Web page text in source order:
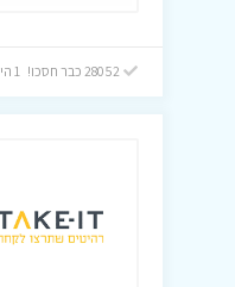
28052 כבר חסכו! 1 היום